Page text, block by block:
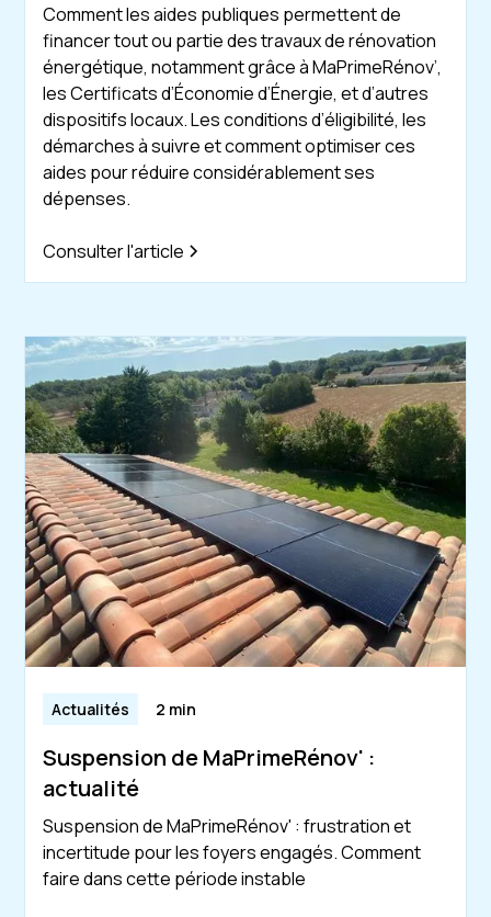
Comment les aides publiques permettent de
financer tout ou partie des travaux de rénovation
énergétique, notamment grâce à MaPrimeRénov’,
les Certificats d’Économie d’Énergie, et d’autres
dispositifs locaux. Les conditions d’éligibilité, les
démarches à suivre et comment optimiser ces
aides pour réduire considérablement ses
dépenses.
Consulter l'article
Actualités 2 min
Suspension de MaPrimeRénov' :
actualité
Suspension de MaPrimeRénov' : frustration et
incertitude pour les foyers engagés. Comment
faire dans cette période instable